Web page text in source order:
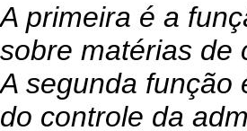
A primeira é a
sobre matérias de
A segunda função
do controle da